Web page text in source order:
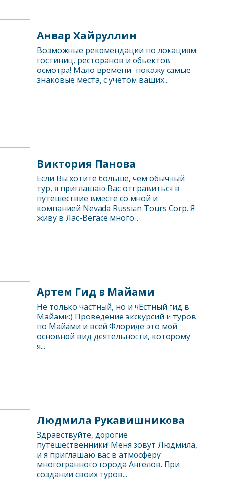
Анвар Хайруллин
Возможные рекомендации по локациям
гостиниц, ресторанов и обьектов
осмотра! Мало времени- покажу самые
знаковые места, с учетом ваших...
Виктория Панова
Если Вы хотите больше, чем обычный
тур, я приглашаю Вас отправиться в
путешествие вместе со мной и
компанией Nevada Russian Tours Corp. Я
живу в Лас-Вегасе много...
Артем Гид в Майами
Не только частный, но и чЕстный гид в
Майами:) Проведение экскурсий и туров
по Майами и всей Флориде это мой
основной вид деятельности, которому
я...
Людмила Рукавишникова
Здравствуйте, дорогие
путешественники! Меня зовут Людмила,
и я приглашаю вас в атмосферу
многогранного города Ангелов. При
создании своих туров...